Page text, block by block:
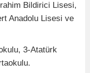
Bildirici Lisesi,
Anadolu Lisesi ve
3-Atatürk